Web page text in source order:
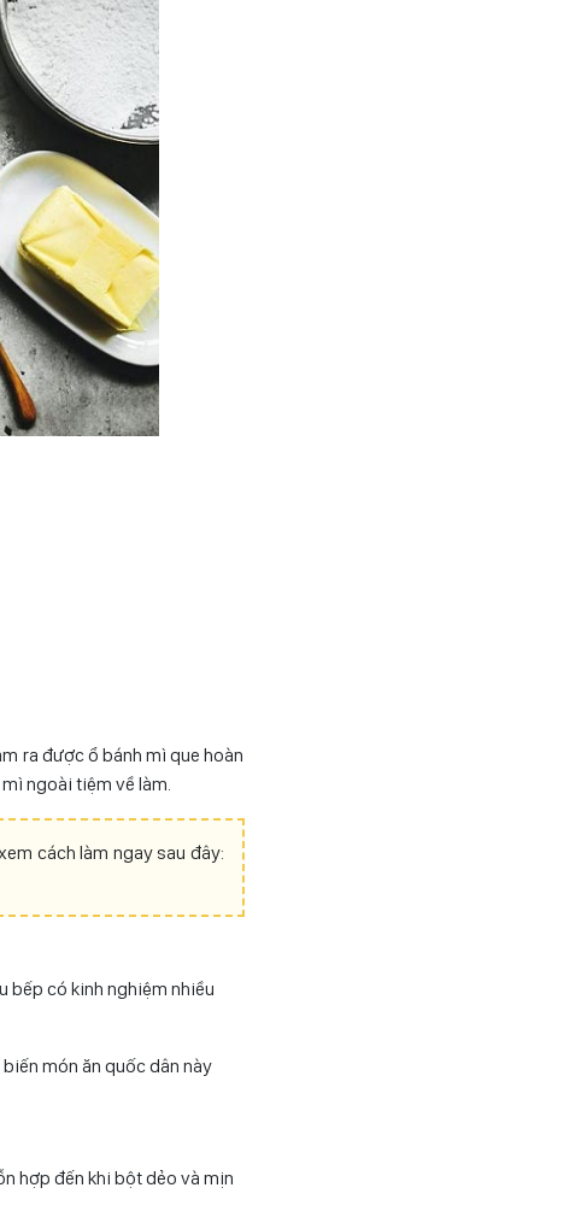
ra được ổ bánh mì que hoàn
ngoài tiệm về làm.
cách làm ngay sau đây:
bếp có kinh nghiệm nhiều
món ăn quốc dân này
hợp đến khi bột dẻo và mịn